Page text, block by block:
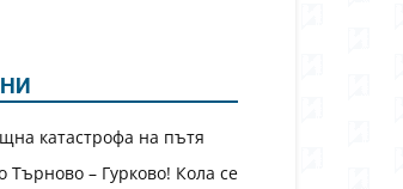
катастрофа на пътя
Търново – Гурково! Кола се